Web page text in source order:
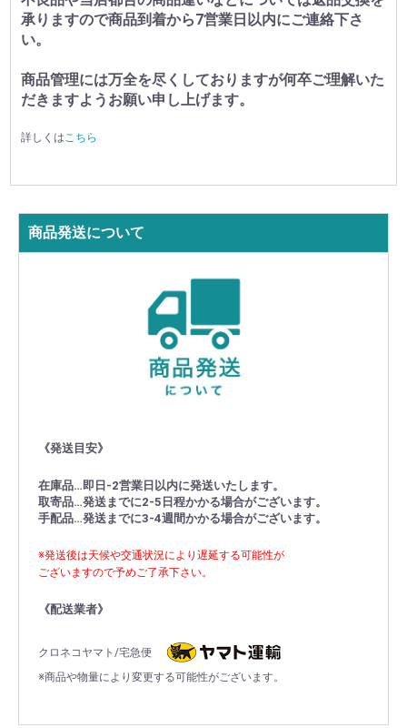
承りますので商品到着から7営業日以内にご連絡下さ
い。
商品管理には万全を尽くしておりますが何卒ご理解いた
だきますようお願い申し上げます。
詳しくはこちら
商品発送について
《発送目安》
在庫品…即日-2営業日以内に発送いたします。
取寄品…発送までに2-5日程かかる場合がございます。
手配品…発送までに3-4週間かかる場合がございます。
※発送後は天候や交通状況により遅延する可能性が
ございますので予めご了承下さい。
《配送業者》
クロネコヤマト/宅急便
※商品や物量により変更する可能性がございます。